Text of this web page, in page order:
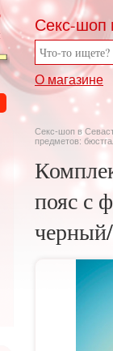
Секс-шоп
О магазине
Секс-шоп в
предметов:
пояс с